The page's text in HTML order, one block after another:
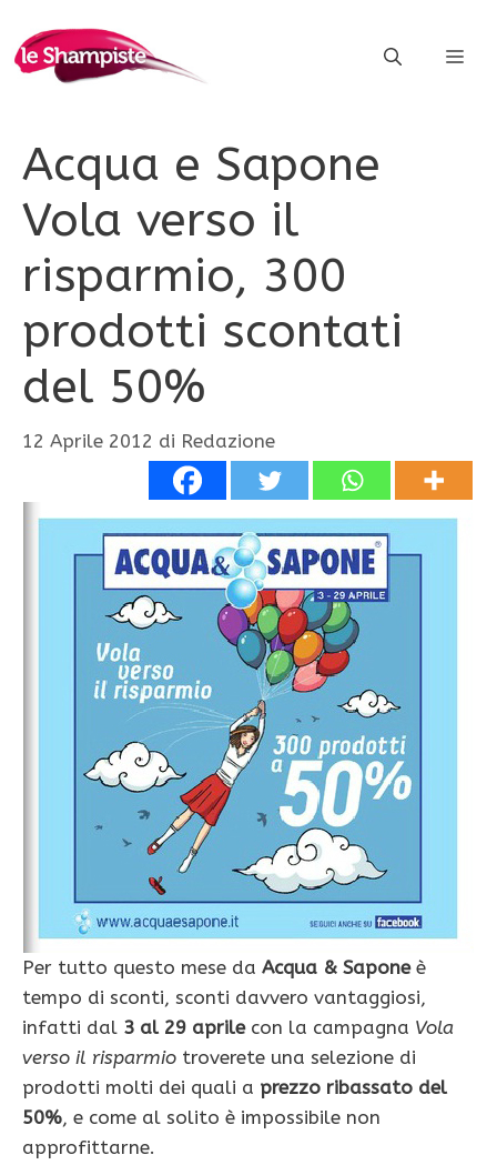
contenuto
Acqua e Sapone
Vola verso il
risparmio, 300
prodotti scontati
del 50%
12 Aprile 2012 di Redazione
Per tutto questo mese da Acqua & Saponeè
tempo di sconti, sconti davvero vantaggiosi,
infatti dal 3 al 29 aprilecon la campagna Vola
verso il risparmio troverete una selezione di
prodotti molti dei quali a prezzo ribassato del
50%, e come al solito è impossibile non
approfittarne.